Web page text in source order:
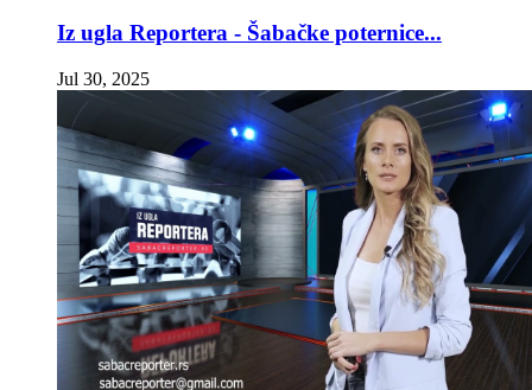
Iz ugla Reportera - Šabačke poternice...
Jul 30, 2025